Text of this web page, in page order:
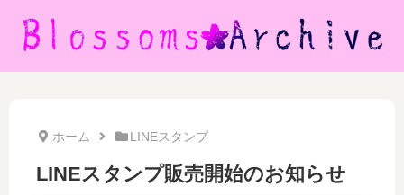
ホーム LINEスタンプ
LINEスタンプ販売開始のお知らせ